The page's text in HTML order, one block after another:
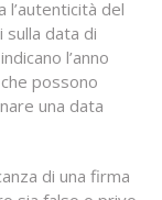
l’autenticità del
sulla data di
l’anno
possono
una data
di una firma